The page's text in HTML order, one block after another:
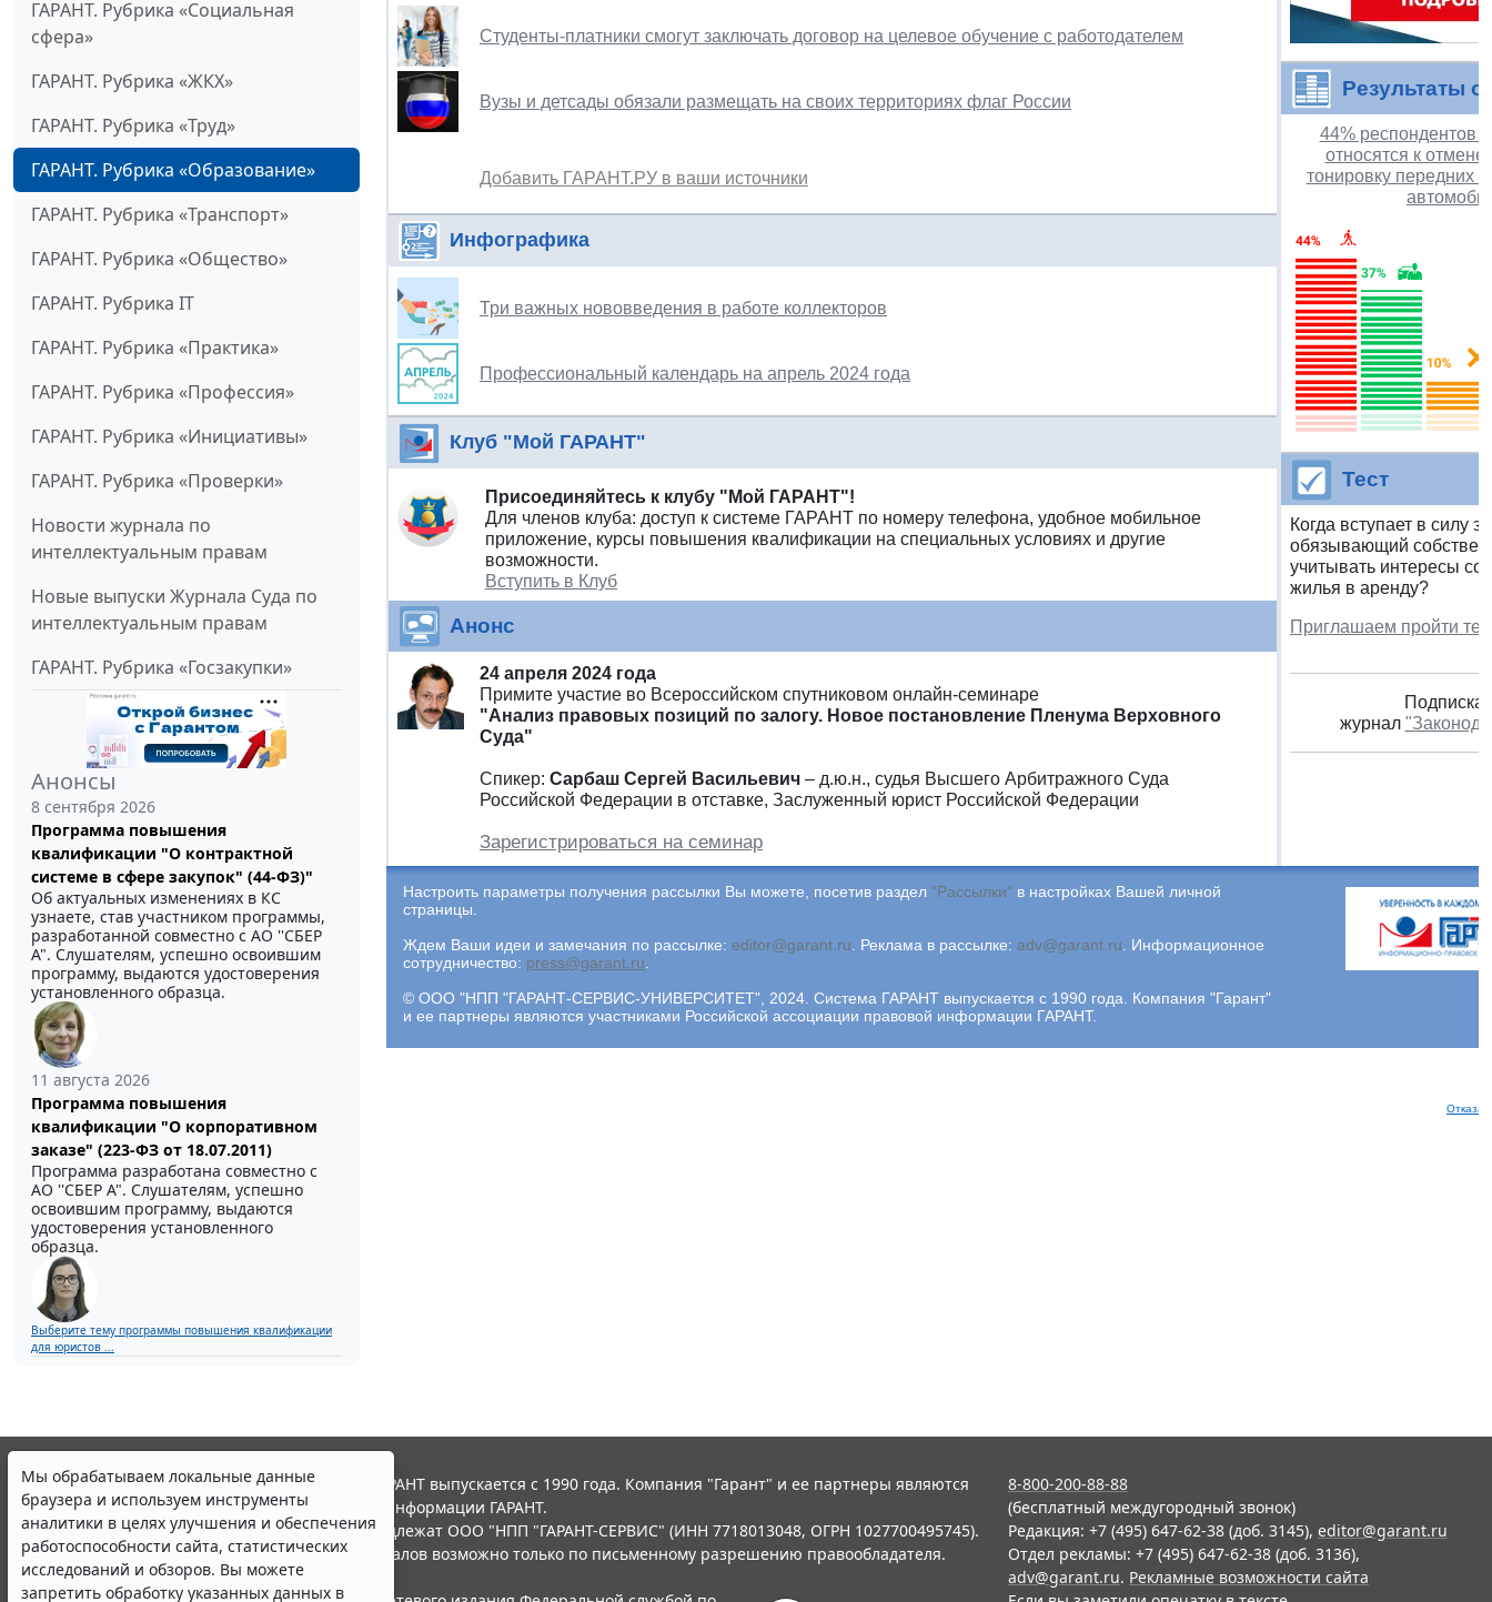
ГАРАНТ. Рубрика «Социальная
сфера»
ГАРАНТ. Рубрика «ЖКХ»
ГАРАНТ. Рубрика «Труд»
ГАРАНТ. Рубрика «Образование»
ГАРАНТ. Рубрика «Транспорт»
ГАРАНТ. Рубрика «Общество»
ГАРАНТ. Рубрика IT
ГАРАНТ. Рубрика «Практика»
ГАРАНТ. Рубрика «Профессия»
ГАРАНТ. Рубрика «Инициативы»
ГАРАНТ. Рубрика «Проверки»
Новости журнала по
интеллектуальным правам
Новые выпуски Журнала Суда по
интеллектуальным правам
ГАРАНТ. Рубрика «Госзакупки»
Анонсы
8 сентября 2026
Программа повышения
квалификации "О контрактной
системе в сфере закупок" (44-ФЗ)"
Об актуальных изменениях в КС
узнаете, став участником программы,
разработанной совместно с АО ''СБЕР
А". Слушателям, успешно освоившим
программу, выдаются удостоверения
установленного образца.
11 августа 2026
Программа повышения
квалификации "О корпоративном
заказе" (223-ФЗ от 18.07.2011)
Программа разработана совместно с
АО ''СБЕР А". Слушателям, успешно
освоившим программу, выдаются
удостоверения установленного
образца.
Выберите тему программы повышения квалификации
для юристов ...
Студенты-платники смогут заключать договор на целевое обучение с работодателем
Вузы и детсады обязали размещать на своих территориях флаг России
Добавить ГАРАНТ.РУ в ваши источники
Инфографика
Три важных нововведения в работе коллекторов
Профессиональный календарь на апрель 2024 года
Клуб "Мой ГАРАНТ"
Присоединяйтесь к клубу "Мой ГАРАНТ"!
Для членов клуба: доступ к системе ГАРАНТ по номеру телефона, удобное мобильное
приложение, курсы повышения квалификации на специальных условиях и другие
возможности.
Вступить в Клуб
Анонс
24 апреля 2024 года
Примите участие во Всероссийском спутниковом онлайн-семинаре
"Анализ правовых позиций по залогу. Новое постановление Пленума Верховного
Суда"
Спикер: Сарбаш Сергей Васильевич – д.ю.н., судья Высшего Арбитражного Суда
Российской Федерации в отставке, Заслуженный юрист Российской Федерации
Зарегистрироваться на семинар
Результаты
44% респондентов
относятся к
тонировку передних
Тест
Когда вступает в силу
обязывающий
учитывать интересы
жилья в аренду?
Приглашаем пройти
Подписка
журнал
Настроить параметры получения рассылки Вы можете, посетив раздел "Рассылки" в настройках Вашей личной
страницы.
Ждем Ваши идеи и замечания по рассылке: editor@garant.ru. Реклама в рассылке: adv@garant.ru. Информационное
сотрудничество: press@garant.ru.
© ООО "НПП "ГАРАНТ-СЕРВИС-УНИВЕРСИТЕТ", 2024. Система ГАРАНТ выпускается с 1990 года. Компания "Гарант"
и ее партнеры являются участниками Российской ассоциации правовой информации ГАРАНТ.
Мы обрабатываем локальные данные
браузера и используем инструменты
аналитики в целях улучшения и обеспечения
работоспособности сайта, статистических
исследований и обзоров. Вы можете
запретить обработку указанных данных в
© ООО "НПП "ГАРАНТ-СЕРВИС", 2026. Система ГАРАНТ выпускается с 1990 года. Компания "Гарант" и ее партнеры являются
участниками Российской ассоциации правовой информации ГАРАНТ.
Все права на материалы сайта ГАРАНТ.РУ принадлежат ООО "НПП "ГАРАНТ-СЕРВИС" (ИНН 7718013048, ОГРН 1027700495745).
Полное или частичное воспроизведение материалов возможно только по письменному разрешению правообладателя.
Правила использования портала.
8-800-200-88-88
(бесплатный междугородный звонок)
Редакция: +7 (495) 647-62-38 (доб. 3145), editor@garant.ru
Отдел рекламы: +7 (495) 647-62-38 (доб. 3136),
adv@garant.ru. Рекламные возможности сайта